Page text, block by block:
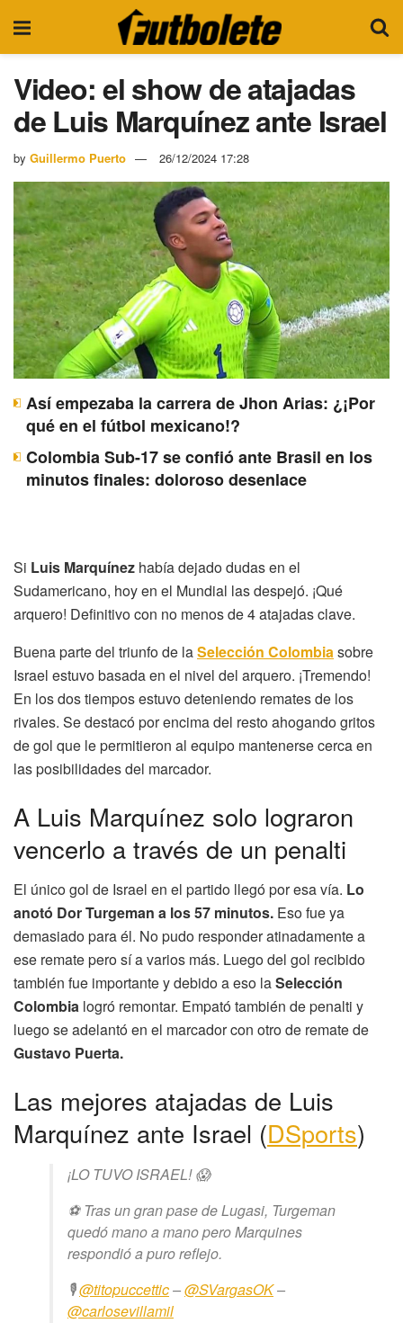
Video: el show de atajadas
de Luis Marquínez ante Israel
by Guillermo Puerto 26/12/2024 17:28
Así empezaba la carrera de Jhon Arias: ¿¡Por
qué en el fútbol mexicano!?
Colombia Sub-17 se confió ante Brasil en los
minutos finales: doloroso desenlace
Si Luis Marquínez había dejado dudas en el
Sudamericano, hoy en el Mundial las despejó. ¡Qué
arquero! Definitivo con no menos de 4 atajadas clave.
Buena parte del triunfo de laSelección Colombia sobre
Israel estuvo basada en el nivel del arquero. ¡Tremendo!
En los dos tiempos estuvo deteniendo remates de los
rivales. Se destacó por encima del resto ahogando gritos
de gol que le permitieron al equipo mantenerse cerca en
las posibilidades del marcador.
A Luis Marquínez solo lograron
vencerlo a través de un penalti
El único gol de Israel en el partido llegó por esa vía. Lo
anotó Dor Turgeman a los 57 minutos. Eso fue ya
demasiado para él. No pudo responder atinadamente a
ese remate pero sí a varios más. Luego del gol recibido
también fue importante y debido a eso laSelección
Colombia logró remontar. Empató también de penalti y
luego se adelantó en el marcador con otro de remate de
Gustavo Puerta.
Las mejores atajadas de Luis
Marquínez ante Israel (DSports)
¡LO TUVO ISRAEL! 😱
⚽ Tras un gran pase de Lugasi, Turgeman
quedó mano a mano pero Marquines
respondió a puro reflejo.
🎙️@titopuccettic–@SVargasOK–
@carlosevillamil